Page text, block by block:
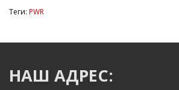
Теги: PWR
НАШ АДРЕС: